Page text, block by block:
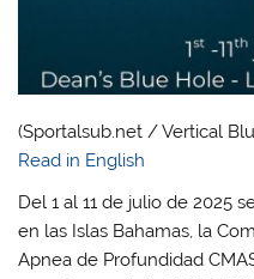
(Sportalsub.net / Vertical
Read in English
Del 1 al 11 de julio de 2025
en las Islas Bahamas, la
Apnea de Profundidad